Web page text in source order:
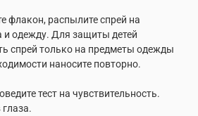
флакон, распылите спрей на
и одежду. Для защиты детей
спрей только на предметы одежды
наносите повторно.
тест на чувствительность.